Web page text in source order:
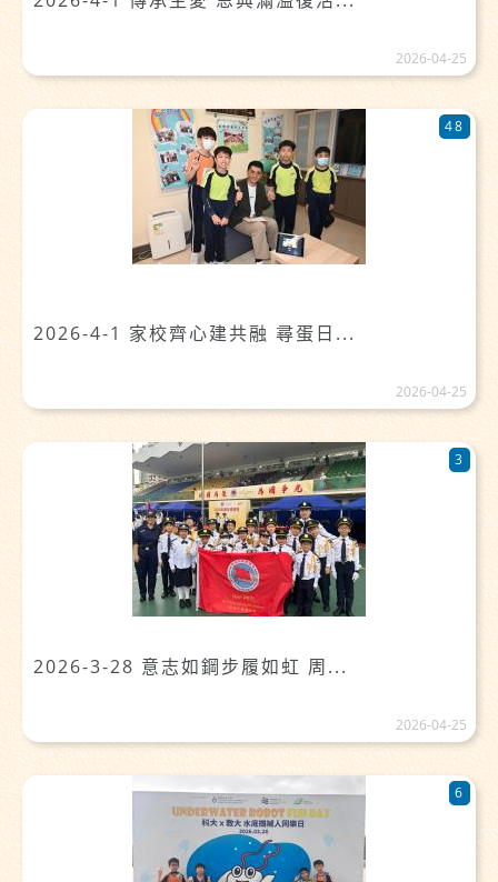
2026-04-25
2026-4-1 家校齊心建共融 尋蛋日...
48
2026-04-25
2026-3-28 意志如鋼步履如虹 周...
3
2026-04-25
6